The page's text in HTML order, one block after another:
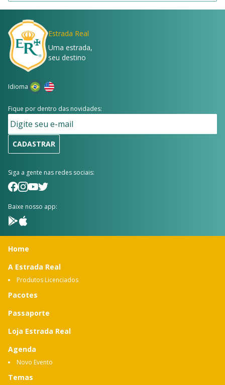
Estrada Real
Uma estrada,
seu destino
Idioma
Fique por dentro das novidades:
CADASTRAR
Siga a gente nas redes sociais:
Baixe nosso app:
Home
A Estrada Real
Produtos Licenciados
Pacotes
Passaporte
Loja Estrada Real
Agenda
Novo Evento
Temas